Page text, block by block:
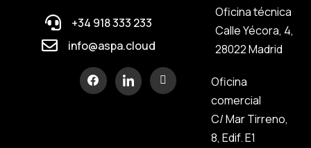
+34 918 333 233
info@aspa.cloud
Oficina técnica
Calle Yécora, 4,
28022 Madrid
Oficina
comercial
C/ Mar Tirreno,
8, Edif. E1